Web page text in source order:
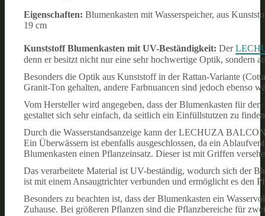
Eigenschaften: Blumenkasten mit Wasserspeicher, aus
19 cm
Kunststoff Blumenkasten mit UV-Beständigkeit: Der
denn er besitzt nicht nur eine sehr hochwertige Optik, sondern
Besonders die Optik aus Kunststoff in der Rattan-Variante
Granit-Ton gehalten, andere Farbnuancen sind jedoch ebenso
Vom Hersteller wird angegeben, dass der Blumenkasten für
gestaltet sich sehr einfach, da seitlich ein Einfüllstutzen zu
Durch die Wasserstandsanzeige kann der LECHUZA
Ein Überwässern ist ebenfalls ausgeschlossen, da ein
Blumenkasten einen Pflanzeinsatz. Dieser ist mit Griffen
Das verarbeitete Material ist UV-beständig, wodurch sich der
ist mit einem Ansaugtrichter verbunden und ermöglicht es den
Besonders zu beachten ist, dass der Blumenkasten ein
Zuhause. Bei größeren Pflanzen sind die Pflanzbereiche für